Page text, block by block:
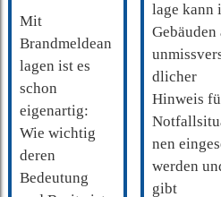
Mit
Brandmeldean
lagen ist es
schon
eigenartig:
Wie wichtig
deren
Bedeutung
lage kann
Gebäuden
dlicher
Hinweis
nen
werden
gibt